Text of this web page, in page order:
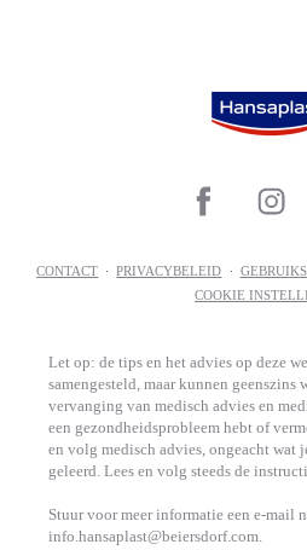
CONTACT PRIVACYBELEID
COOKIE
Let op: de tips en het advies op deze
samengesteld, maar kunnen geenszins
vervanging van medisch advies en
een gezondheidsprobleem hebt of
en volg medisch advies, ongeacht wat
geleerd. Lees en volg steeds de
Stuur voor meer informatie een e-mail